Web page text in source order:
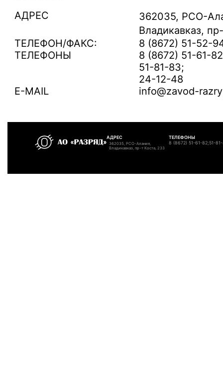
АДРЕС
362035, РСО-
Владикавказ,
ТЕЛЕФОН/ФАКС:
8 (8672) 51-52-
ТЕЛЕФОНЫ
8 (8672) 51-61-
51-81-83;
24-12-48
E-MAIL
info@zavod-